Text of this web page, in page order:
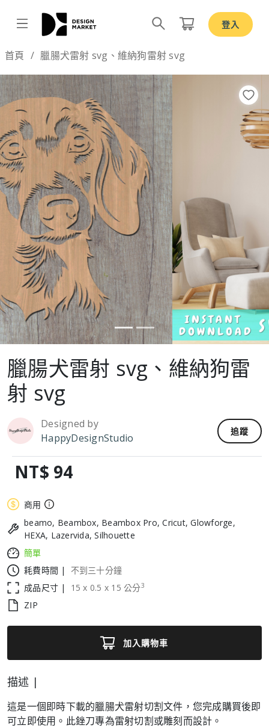
登入
首頁 臘腸犬雷射 svg、維納狗雷射 svg
Previous
臘腸犬雷射 svg、維納狗雷
射 svg
Designed by
HappyDesignStudio
追蹤
NT$ 94
商用
beamo, Beambox, Beambox Pro, Cricut, Glowforge,
HEXA, Lazervida, Silhouette
簡單
耗費時間 |
不到三十分鐘
成品尺寸 |
15 x 0.5 x 15 公分3
ZIP
加入購物車
描述 |
這是一個即時下載的臘腸犬雷射切割文件，您完成購買後即
可立即使用。此銼刀專為雷射切割或雕刻而設計。